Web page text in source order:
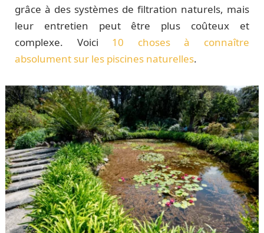
grâce à des systèmes de filtration naturels, mais
leur entretien peut être plus coûteux et
complexe. Voici 10 choses à connaître
absolument sur les piscines naturelles.